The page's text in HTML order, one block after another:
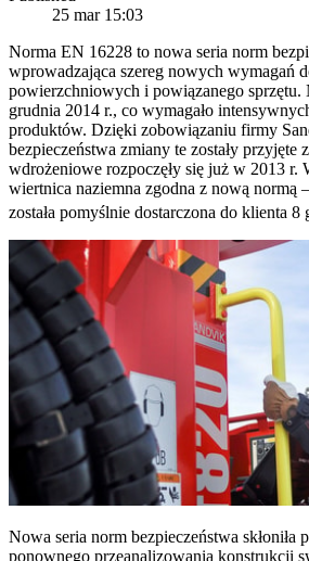
25 mar 15:03
Norma EN 16228 to nowa seria norm
wprowadzająca szereg nowych wymagań
powierzchniowych i powiązanego sprzętu.
grudnia 2014 r., co wymagało
produktów. Dzięki zobowiązaniu firmy
bezpieczeństwa zmiany te zostały przyjęte
wdrożeniowe rozpoczęły się już w 2013 r.
wiertnica naziemna zgodna z nową normą
została pomyślnie dostarczona do klienta 8
Nowa seria norm bezpieczeństwa skłoniła
ponownego przeanalizowania konstrukcji